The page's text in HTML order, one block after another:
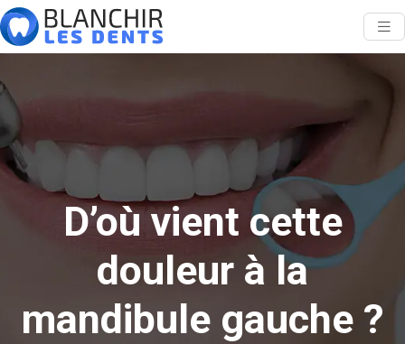
D’où vient cette
douleur à la
mandibule gauche ?